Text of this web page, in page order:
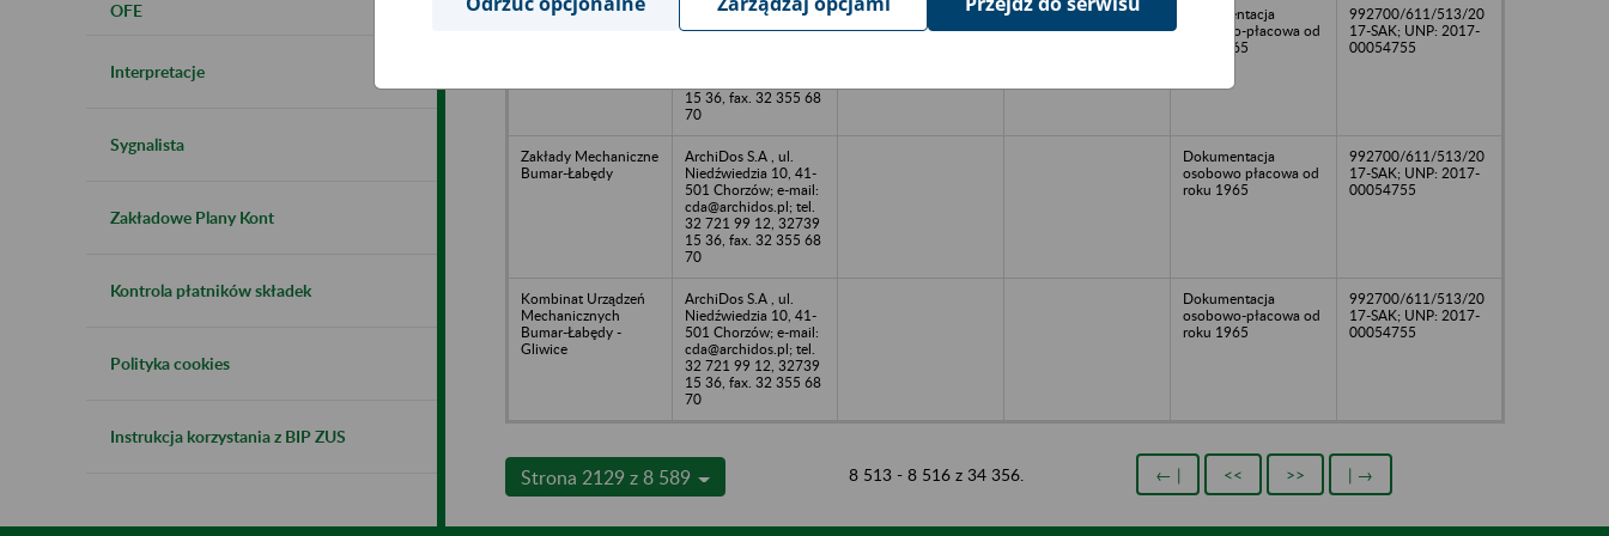
OFE
Interpretacje
Sygnalista
Zakładowe Plany Kont
Kontrola płatników składek
Polityka cookies
Instrukcja korzystania z BIP ZUS
Odlewnia Staliwa
ArchiDos S.A , ul.
Niedźwiedzia 10, 41-
15 36, fax. 32 355 68
70
Dokumentacja
osobowo-płacowa od
roku 1965
992700/611/513/20
17-SAK; UNP: 2017-
00054755
Zakłady Mechaniczne
Bumar-Łabędy
ArchiDos S.A , ul.
Niedźwiedzia 10, 41-
501 Chorzów; e-mail:
cda@archidos.pl; tel.
32 721 99 12, 32739
15 36, fax. 32 355 68
70
Dokumentacja
osobowo płacowa od
roku 1965
992700/611/513/20
17-SAK; UNP: 2017-
00054755
Kombinat Urządzeń
Mechanicznych
Bumar-Łabędy -
Gliwice
ArchiDos S.A , ul.
Niedźwiedzia 10, 41-
501 Chorzów; e-mail:
cda@archidos.pl; tel.
32 721 99 12, 32739
15 36, fax. 32 355 68
70
Dokumentacja
osobowo-płacowa od
roku 1965
992700/611/513/20
17-SAK; UNP: 2017-
00054755
Strona 2129 z 8 589 8 513 - 8 516 z 34 356. ← | << >> | →